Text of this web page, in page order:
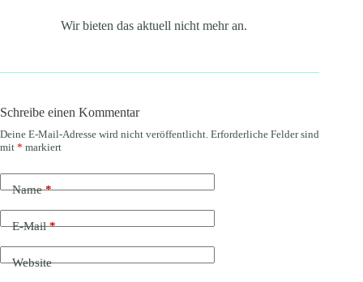
Wir bieten das aktuell nicht mehr an.
Schreibe einen Kommentar
Deine E-Mail-Adresse wird nicht veröffentlicht. Erforderliche Felder sind
mit * markiert
Name*
E-Mail*
Website